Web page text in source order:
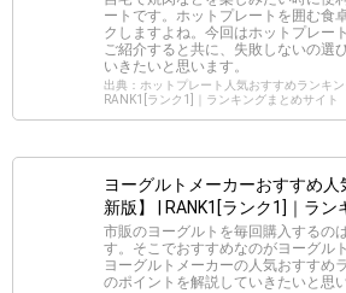
ートです。ホットプレートを囲む食
クしますよね。今回はホットプレー
ご紹介すると共に、失敗しないの選
いきたいと思います。
出典：ホットプレート人気おすすめランキン
RANK1[ランク1]｜ランキングまとめサイト
ヨーグルトメーカーおすすめ
新版】 | RANK1[ランク1]｜ラン
市販のヨーグルトを毎回購入するの
す。そこでおすすめなのがヨーグル
ヨーグルトメーカーの人気おすすめ
のポイントを解説していきたいと思い